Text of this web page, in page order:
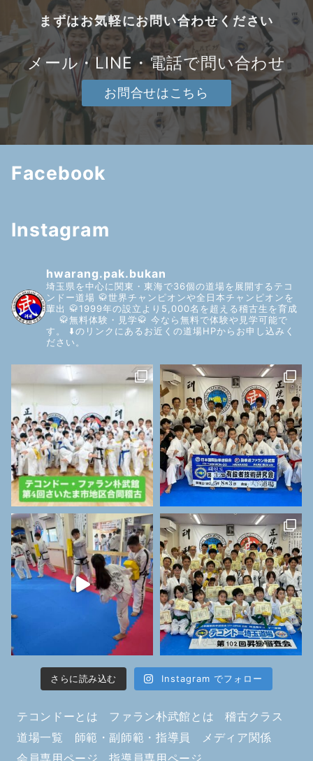
まずはお気軽にお問い合わせください
メール・LINE・電話で問い合わせ
お問合せはこちら
Facebook
Instagram
hwarang.pak.bukan
埼玉県を中心に関東・東海で36個の道場を展開するテコ
ンドー道場 🥋世界チャンピオンや全日本チャンピオンを
輩出 🥋1999年の設立より5,000名を超える稽古生を育成
🥋無料体験・見学🥋 今なら無料で体験や見学可能で
す。
⬇️のリンクにあるお近くの道場HPからお申し込みく
ださい。
さらに読み込む Instagram でフォロー
テコンドーとは ファラン朴武館とは
稽古クラス
道場一覧
師範・副師範・指導員
メディア関係
会員専用ページ
指導員専用ページ